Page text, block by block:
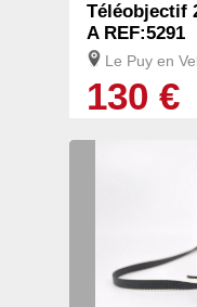
Téléobjectif
A REF:5291
Le Puy en
130 €